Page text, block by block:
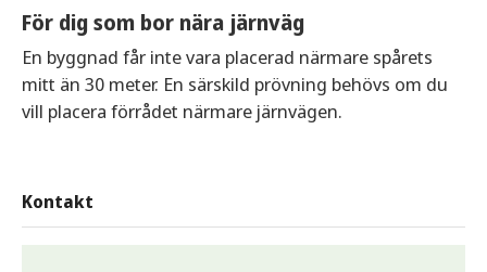
Läs mer om Friggebodar.
Byggnaden kan byggas närmare tomtgräns än 4,5
meter men då behöver du fråga grannarna. Om
grannarna inte godkänner placeringen kan du i
stället ansöka om bygglov.
För dig som bor nära järnväg
En byggnad får inte vara placerad närmare spårets
mitt än 30 meter. En särskild prövning behövs om du
vill placera förrådet närmare järnvägen.
Kontakt